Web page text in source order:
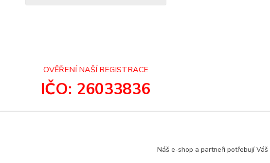
OVĚŘENÍ NAŠÍ REGISTRACE
IČO: 26033836
Náš e-shop a partneři potřebují Váš